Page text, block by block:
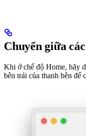
Chuyển giữa
Khi ở chế độ Home, hãy
bên trái của thanh bên để